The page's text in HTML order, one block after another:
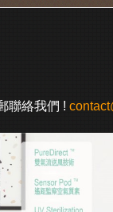
聯絡我們 !